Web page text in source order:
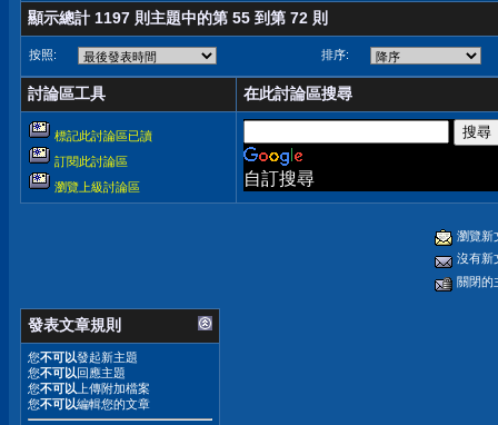
顯示總計 1197 則主題中的第 55 到第 72 則
按照: 排序:
討論區工具 在此討論區搜尋
標記此討論區已讀
訂閱此討論區
瀏覽上級討論區
自訂搜尋
瀏覽新
沒有新
關閉的
發表文章規則
您不可以發起新主題
您不可以回應主題
您不可以 上傳附加檔案
您不可以編輯您的文章